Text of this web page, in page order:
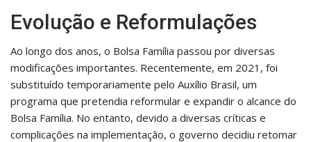
Evolução e Reformulações
Ao longo dos anos, o Bolsa Família passou por diversas
modificações importantes. Recentemente, em 2021, foi
substituído temporariamente pelo Auxílio Brasil, um
programa que pretendia reformular e expandir o alcance do
Bolsa Família. No entanto, devido a diversas críticas e
complicações na implementação, o governo decidiu retomar